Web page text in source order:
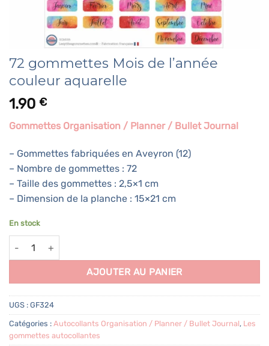
72 gommettes Mois de l’année
couleur aquarelle
1.90 €
Gommettes Organisation / Planner / Bullet Journal
– Gommettes fabriquées en Aveyron (12)
– Nombre de gommettes : 72
– Taille des gommettes : 2,5×1 cm
– Dimension de la planche : 15×21 cm
En stock
quantité de 72 gommettes Mois de l'année couleur aquarelle
AJOUTER AU PANIER
UGS : GF324
Catégories : Autocollants Organisation / Planner / Bullet Journal, Les
gommettes autocollantes